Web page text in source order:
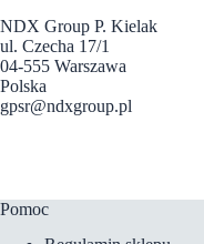
NDX Group P. Kielak
ul. Czecha 17/1
04-555 Warszawa
Polska
gpsr@ndxgroup.pl
Pomoc